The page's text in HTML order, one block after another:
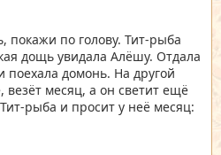
покажи по голову. Тит-рыба
дощь увидала Алёшу. Отдала
поехала домонь. На другой
везёт месяц, а он светит ещё
рыба и просит у неё месяц: